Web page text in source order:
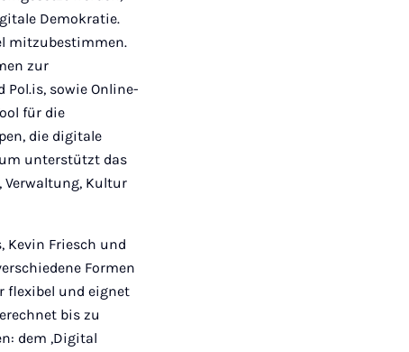
Demokratie.
mitzubestimmen.
zur
sowie Online-
für die
die digitale
unterstützt das
Verwaltung, Kultur
Kevin Friesch und
Formen
flexibel und eignet
bis zu
dem ,Digital